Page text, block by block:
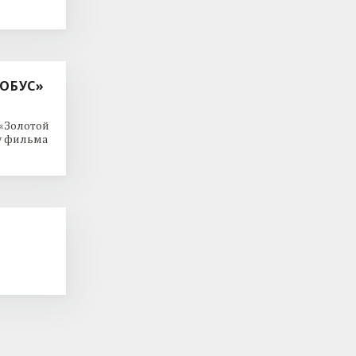
фильма